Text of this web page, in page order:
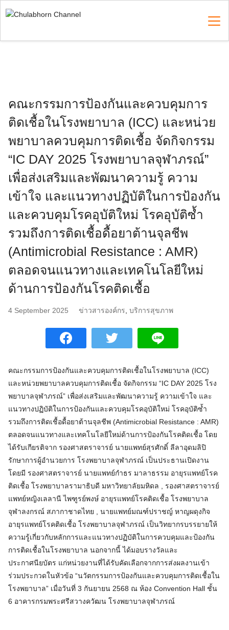
to
คณะกรรมการป้องกันและควบคุมการ
ติดเชื้อในโรงพยาบาล (ICC) และหน่วย
พยาบาลควบคุมการติดเชื้อ จัดกิจกรรม
“IC DAY 2025 โรงพยาบาลจุฬาภรณ์”
เพื่อส่งเสริมและพัฒนาความรู้ ความ
เข้าใจ และแนวทางปฏิบัติในการป้องกัน
และควบคุมโรคอุบัติใหม่ โรคอุบัติซ้ำ
รวมถึงการติดเชื้อดื้อยาต้านจุลชีพ
(Antimicrobial Resistance : AMR)
ตลอดจนแนวทางและเทคโนโลยีใหม่
ด้านการป้องกันโรคติดเชื้อ
4 September 2025 ข่าวสารองค์กร บริการสุขภาพ
คณะกรรมการป้องกันและควบคุมการติดเชื้อในโรงพยาบาล (ICC)
และหน่วยพยาบาลควบคุมการติดเชื้อ จัดกิจกรรม “IC DAY 2025 โรง
พยาบาลจุฬาภรณ์” เพื่อส่งเสริมและพัฒนาความรู้ ความเข้าใจ และ
แนวทางปฏิบัติในการป้องกันและควบคุมโรคอุบัติใหม่ โรคอุบัติซ้ำ
รวมถึงการติดเชื้อดื้อยาต้านจุลชีพ (Antimicrobial Resistance : AMR)
ตลอดจนแนวทางและเทคโนโลยีใหม่ด้านการป้องกันโรคติดเชื้อ โดย
ได้รับเกียรติจาก รองศาสตราจารย์ นายแพทย์สุรศักดิ์ ลีลาอุดมลิปิ
รักษาการผู้อำนวยการ โรงพยาบาลจุฬาภรณ์ เป็นประธานเปิดงาน
โดยมี รองศาสตราจารย์ นายแพทย์กำธร มาลาธรรม อายุรแพทย์โรค
ติดเชื้อ โรงพยาบาลรามาธิบดี มหาวิทยาลัยมหิดล , รองศาสตราจารย์
แพทย์หญิงเลลานี ไพฑูรย์พงษ์ อายุรแพทย์โรคติดเชื้อ โรงพยาบาล
จุฬาลงกรณ์ สภากาชาดไทย , นายแพทย์มณฑ์ปราชญ์ หาญผดุงกิจ
อายุรแพทย์โรคติดเชื้อ โรงพยาบาลจุฬาภรณ์ เป็นวิทยากรบรรยายให้
ความรู้เกี่ยวกับหลักการและแนวทางปฏิบัติในการควบคุมและป้องกัน
การติดเชื้อในโรงพยาบาล นอกจากนี้ ได้มอบรางวัลและ
ประกาศนียบัตร แก่หน่วยงานที่ได้รับคัดเลือกจากการส่งผลงานเข้า
ร่วมประกวดในหัวข้อ “นวัตกรรมการป้องกันและควบคุมการติดเชื้อใน
โรงพยาบาล” เมื่อวันที่ 3 กันยายน 2568 ณ ห้อง Convention Hall ชั้น
6 อาคารกรมพระศรีสวางควัฒน โรงพยาบาลจุฬาภรณ์